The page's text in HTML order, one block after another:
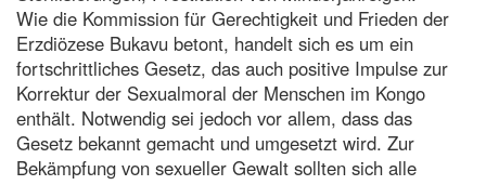
Wie die Kommission für Gerechtigkeit und Frieden der
Erzdiözese Bukavu betont, handelt sich es um ein
fortschrittliches Gesetz, das auch positive Impulse zur
Korrektur der Sexualmoral der Menschen im Kongo
enthält. Notwendig sei jedoch vor allem, dass das
Gesetz bekannt gemacht und umgesetzt wird. Zur
Bekämpfung von sexueller Gewalt sollten sich alle